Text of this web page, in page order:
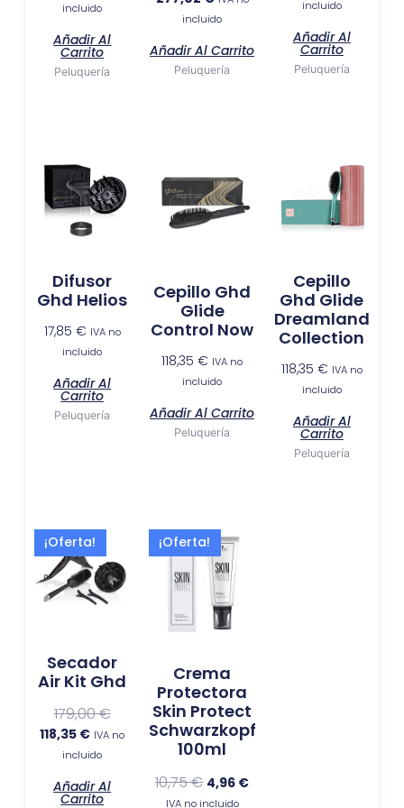
incluido
Añadir Al
Carrito
Peluquería
incluido
Añadir Al Carrito
Peluquería
incluido
Añadir Al
Carrito
Peluquería
Difusor
Ghd Helios
17,85 € IVA no
incluido
Añadir Al
Carrito
Peluquería
Cepillo Ghd
Glide
Control Now
118,35 € IVA no
incluido
Añadir Al Carrito
Peluquería
Cepillo
Ghd Glide
Dreamland
Collection
118,35 € IVA no
incluido
Añadir Al
Carrito
Peluquería
¡Oferta!
Secador
Air Kit Ghd
179,00€
precio
original
era:
118,35 €
El
precio
actual
es:
IVA no
incluido
Añadir Al
Carrito
¡Oferta!
Crema
Protectora
Skin Protect
Schwarzkopf
100ml
10,75€
El
precio
original
era:
10,75 €.
4,96 €
IVA no incluido